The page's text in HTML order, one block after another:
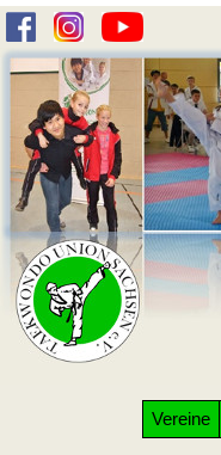
Vereine